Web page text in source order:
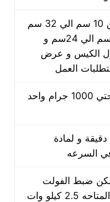
طول الكيس من 10 سم الي 32 سم
وعرض من 10 سم الي 24سم و
الكيس و عرض
العمل
من 100 جرام حتي 1000 جرام واحد
/ دقيقة و لمادة
في السرعه
ضبط الفولت
كيلو وات